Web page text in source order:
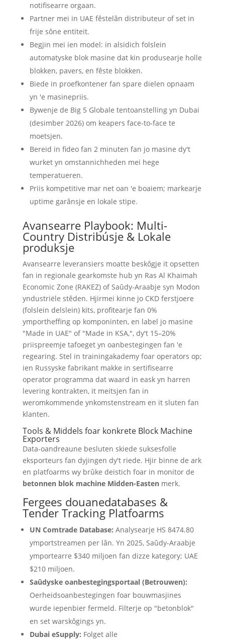
notifisearre orgaan.
Partner mei in UAE fêstelân distributeur of set in
frije sône entiteit.
Begjin mei ien model: in alsidich folslein
automatyske blok masine dat kin produsearje holle
blokken, pavers, en fêste blokken.
Biede in proefkontener fan spare dielen opnaam
yn 'e masinepriis.
Bywenje de Big 5 Globale tentoanstelling yn Dubai
(desimber 2026) om keapers face-to-face te
moetsjen.
Bereid in fideo fan 2 minuten fan jo masine dy't
wurket yn omstannichheden mei hege
temperatueren.
Priis kompetitive mar net oan 'e boaiem; markearje
uptime garânsje en lokale stipe.
Avansearre Playbook: Multi-
Country Distribúsje & Lokale
produksje
Avansearre leveransiers moatte beskôgje it opsetten
fan in regionale gearkomste hub yn Ras Al Khaimah
Economic Zone (RAKEZ) of Saûdy-Araabje syn Modon
yndustriële stêden. Hjirmei kinne jo CKD ferstjoere
(folslein delslein) kits, profitearje fan 0%
ymportheffing op komponinten, en label jo masine
"Made in UAE" of "Made in KSA,", dy't 15–20%
priispreemje tafoeget yn oanbestegingen fan 'e
regearing. Stel in trainingakademy foar operators op;
ien Russyske fabrikant makke in sertifisearre
operator programma dat waard in eask yn harren
levering kontrakten, it meitsjen fan in
weromkommende ynkomstenstream en it sluten fan
klanten.
Tools & Middels foar konkrete Block Machine
Exporters
Data-oandreaune besluten skiede suksesfolle
eksporteurs fan dyjingen dy't riede. Hjir binne de ark
en platfoarms wy brûke deistich foar in monitor de
betonnen blok machine Midden-Easten merk.
Fergees douanedatabases &
Tender Tracking Platfoarms
UN Comtrade Database: Analysearje HS 8474.80
ymportstreamen per lân. Yn 2025, Saûdy-Araabje
ymportearre $340 miljoen fan dizze kategory; UAE
$210 miljoen.
Saûdyske oanbestegingsportaal (Betrouwen):
Oerheidsoanbestegingen foar bouwmasjines
wurde iepenbier fermeld. Filterje op "betonblok"
en set warskôgings yn.
Dubai eSupply: Folget alle